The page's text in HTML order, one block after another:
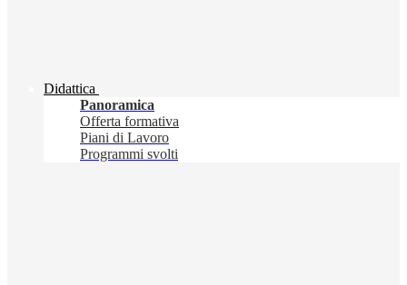
Didattica
Panoramica
Offerta formativa
Piani di Lavoro
Programmi svolti